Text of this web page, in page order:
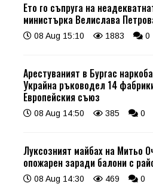
Ето го съпруга на
министърка Велислава
08 Aug 15:10 1883 0
Арестуваният в Бургас
Украйна ръководел 14
Европейския съюз
08 Aug 14:50 385 0
Луксозният майбах на Митьо
опожарен заради балони с
08 Aug 14:30 469 0